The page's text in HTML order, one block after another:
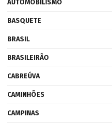
AUTOMOBILISMO
BASQUETE
BRASIL
BRASILEIRÃO
CABREÚVA
CAMINHÕES
CAMPINAS